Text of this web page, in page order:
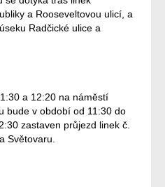
a Rooseveltovou ulicí, a
Radčické ulice a
a 12:20 na náměstí
bude v období od 11:30 do
zastaven průjezd linek č.
Světovaru.